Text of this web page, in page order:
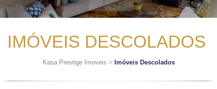
IMÓVEIS DESCOLADOS
Kasa Prestige Imoveis > Imóveis Descolados